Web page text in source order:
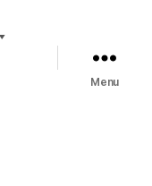
Menu